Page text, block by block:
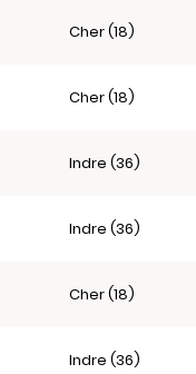
Cher (18)
Cher (18)
Indre (36)
Indre (36)
Cher (18)
Indre (36)